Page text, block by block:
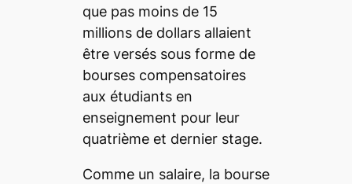
que pas moins de 15
millions de dollars allaient
être versés sous forme de
bourses compensatoires
aux étudiants en
enseignement pour leur
quatrième et dernier stage.
Comme un salaire, la bourse